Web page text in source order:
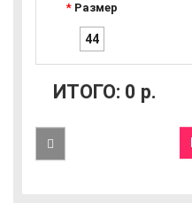
Размер
44
ИТОГО: 0 р.